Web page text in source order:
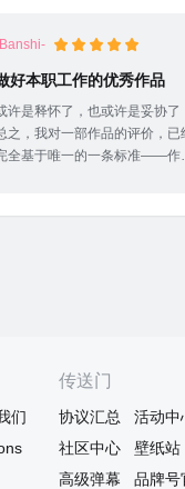
好本职工作的优秀作品
许是释怀了，也或许是妥协了
之，我对一部作品的评价，已
全基于唯一的一条标准——作
实际的。正如没人想在百合番里
作品就应将重点放在感情戏的
和日常活动中角色展现出的魅
们
传送门
协议汇总
活动中
社区中心
壁纸站
高级弹幕
品牌号